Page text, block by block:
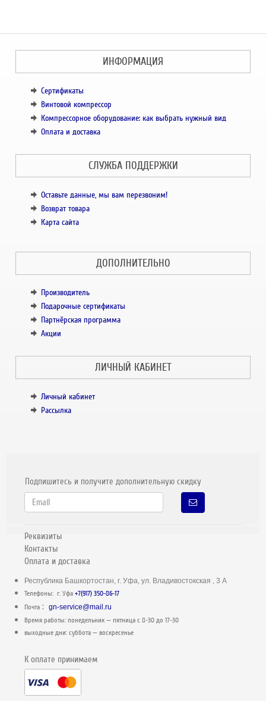
ИНФОРМАЦИЯ
Сертификаты
Винтовой компрессор
Компрессорное оборудование: как выбрать нужный вид
Оплата и доставка
СЛУЖБА ПОДДЕРЖКИ
Оставьте данные, мы вам перезвоним!
Возврат товара
Карта сайта
ДОПОЛНИТЕЛЬНО
Производитель
Подарочные сертификаты
Партнёрская программа
Акции
ЛИЧНЫЙ КАБИНЕТ
Личный кабинет
Рассылка
Подпишитесь и получите дополнительную скидку
Реквизиты
Контакты
Оплата и доставка
Республика Башкортостан, г. Уфа, ул. Владивостокская , 3 А
Телефоны: г. Уфа+7(917) 350-86-17
Почта :gn-service@mail.ru
Время работы: понедельник — пятница c 8-30 до 17-30
выходные дни: суббота — воскресенье
К оплате принимаем